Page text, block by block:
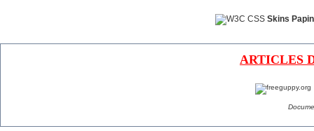
Skins
ARTICLES